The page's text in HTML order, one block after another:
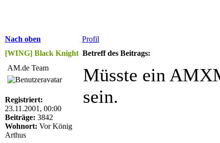
Nach oben
Profil
[WING] Black Knight Betreff des Beitrags:
AM.de Team
Registriert:
23.11.2001, 00:00
Beiträge: 3842
Wohnort: Vor König
Arthus
Müsste ein
sein.